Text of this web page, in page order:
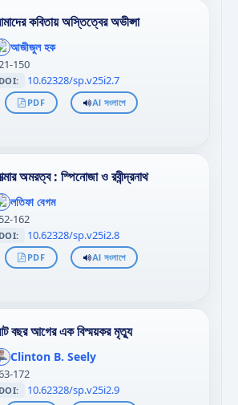
কবিতায় অস্তিত্বের অভীপ্সা
আজীজুল হক
150
DOI: 10.62328/sp.v25i2.7
PDF AI সংলাপে
অমরত্ব : স্পিনোজা ও রবীন্দ্রনাথ
লতিফা বেগম
162
DOI: 10.62328/sp.v25i2.8
PDF AI সংলাপে
বছর আগের এক বিস্ময়কর মৃত্যু
Clinton B. Seely
172
DOI: 10.62328/sp.v25i2.9